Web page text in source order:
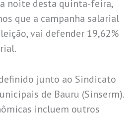
noite desta quinta-feira,
que a campanha salarial
vai defender 19,62%
junto ao Sindicato
de Bauru (Sinserm).
incluem outros